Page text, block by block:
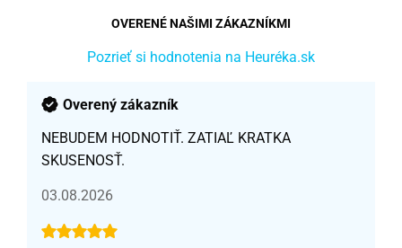
OVERENÉ NAŠIMI ZÁKAZNÍKMI
Pozrieť si hodnotenia na Heuréka.sk
Overený zákazník
NEBUDEM HODNOTIŤ. ZATIAĽ KRATKA
SKUSENOSŤ.
03.08.2026